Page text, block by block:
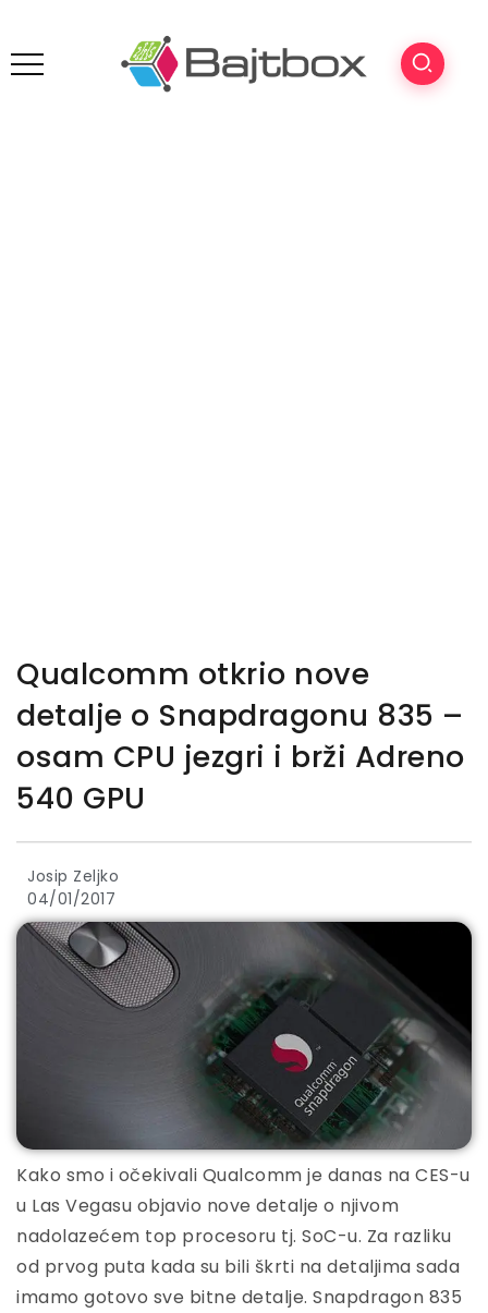
Qualcomm otkrio nove
detalje o Snapdragonu 835 –
osam CPU jezgri i brži Adreno
540 GPU
Josip Zeljko
04/01/2017
Kako smo i očekivali Qualcomm je danas na CES-u
u Las Vegasu objavio nove detalje o njivom
nadolazećem top procesoru tj. SoC-u. Za razliku
od prvog puta kada su bili škrti na detaljima sada
imamo gotovo sve bitne detalje. Snapdragon 835